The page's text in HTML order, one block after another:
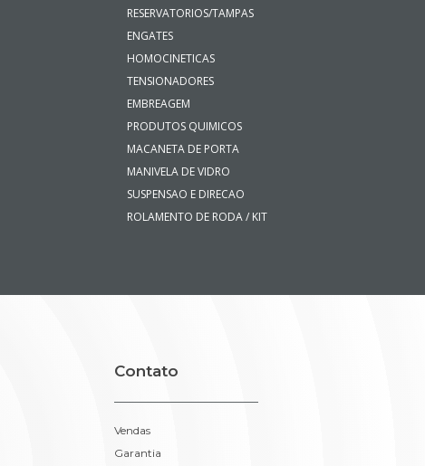
RESERVATORIOS/TAMPAS
ENGATES
HOMOCINETICAS
TENSIONADORES
EMBREAGEM
PRODUTOS QUIMICOS
MACANETA DE PORTA
MANIVELA DE VIDRO
SUSPENSAO E DIRECAO
ROLAMENTO DE RODA / KIT
Contato
Vendas
Garantia